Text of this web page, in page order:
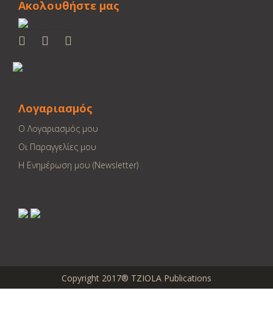
Ακολουθήστε μας
Λογαριασμός
Ο Λογαριασμός μου
Οι Παραγγελίες μου
Η Ενημέρωση μου (Newsletter)
Copyright 2017® TZIOLA Publications